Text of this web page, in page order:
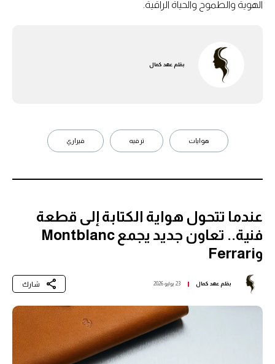
الهوية والطموح والحياة الراقية.
بقلم عهد كمال
هوايات ترفيه فيراري
عندما تتحول هواية الكتابة إلى قطعة
فنية.. تعاون جديد يجمع Montblanc
وFerrari
بقلمعهد كمال 23 يوليو 2026 شارك